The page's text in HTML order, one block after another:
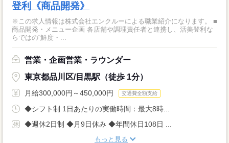
登利《商品開発》
※この求人情報は株式会社エンクルーによる職業紹介になります。 ■
商品開発・メニュー企画 各店舗や調理責任者と連携し、活美登利な
らではの“鮮度・...
営業・企画営業・ラウンダー
東京都品川区/目黒駅（徒歩 1分）
月給300,000円～450,000円 交通費全額支給
◆シフト制 1日あたりの実働時間：最大8時...
◆週休2日制 ◆月9日休み ◆年間休日108日 ...
もっと見る